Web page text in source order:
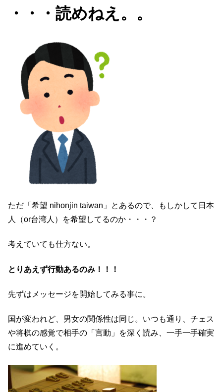
・・・読めねえ。。
ただ「希望 nihonjin taiwan」とあるので、もしかして日本
人（or台湾人）を希望してるのか・・・？
考えていても仕方ない。
とりあえず行動あるのみ！！！
先ずはメッセージを開始してみる事に。
国が変われど、男女の関係性は同じ。いつも通り、チェス
や将棋の感覚で相手の「言動」を深く読み、一手一手確実
に進めていく。